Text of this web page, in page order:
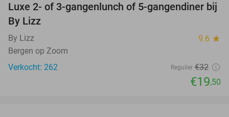
39%
Luxe 2- of 3-gangenlunch of 5-gangendiner bij
By Lizz
By Lizz 9.6 star
Bergen op Zoom
Verkocht: 262
Regulier €32
€19,50